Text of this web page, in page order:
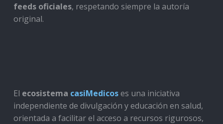
feeds oficiales, respetando siempre la autoría
original.
El ecosistema casiMedicoses una iniciativa
independiente de divulgación y educación en salud,
orientada a facilitar el acceso a recursos rigurosos,